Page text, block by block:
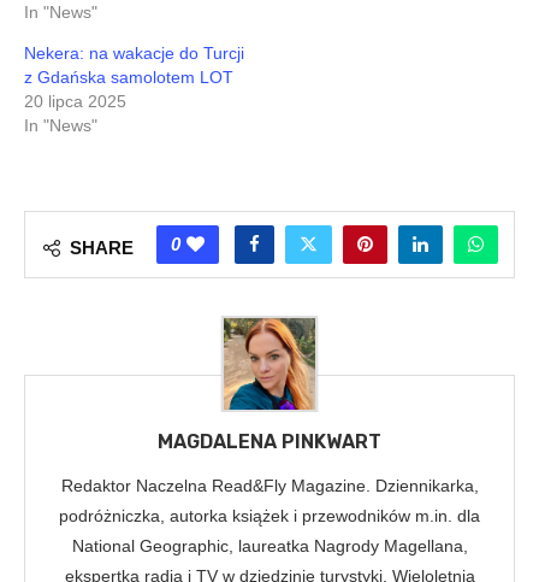
In "News"
Nekera: na wakacje do Turcji
z Gdańska samolotem LOT
20 lipca 2025
In "News"
SHARE 0
MAGDALENA PINKWART
Redaktor Naczelna Read&Fly Magazine. Dziennikarka,
podróżniczka, autorka książek i przewodników m.in. dla
National Geographic, laureatka Nagrody Magellana,
ekspertka radia i TV w dziedzinie turystyki. Wieloletnia